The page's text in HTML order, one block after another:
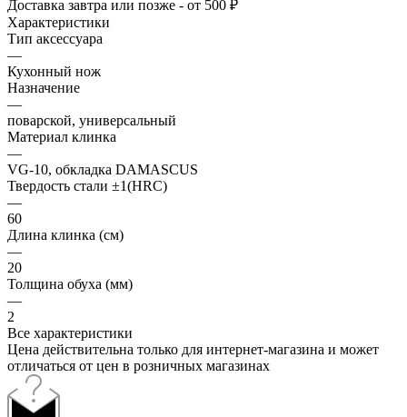
Доставка завтра или позже - от 500 ₽
Характеристики
Тип аксессуара
—
Кухонный нож
Назначение
—
поварской, универсальный
Материал клинка
—
VG-10, обкладка DAMASCUS
Твердость стали ±1(HRC)
—
60
Длина клинка (см)
—
20
Толщина обуха (мм)
—
2
Все характеристики
Цена действительна только для интернет-магазина и может
отличаться от цен в розничных магазинах